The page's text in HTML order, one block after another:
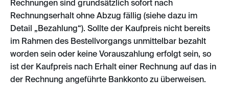
Rechnungen sind grundsätzlich sofort nach
Rechnungserhalt ohne Abzug fällig (siehe dazu im
Detail „Bezahlung“). Sollte der Kaufpreis nicht bereits
im Rahmen des Bestellvorgangs unmittelbar bezahlt
worden sein oder keine Vorauszahlung erfolgt sein, so
ist der Kaufpreis nach Erhalt einer Rechnung auf das in
der Rechnung angeführte Bankkonto zu überweisen.